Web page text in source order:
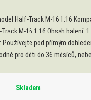
Half-Track M-16 1:16
M-16 1:16 Obsah balení: 1
pod přímým
pro děti do 36 měsíců,
Skladem